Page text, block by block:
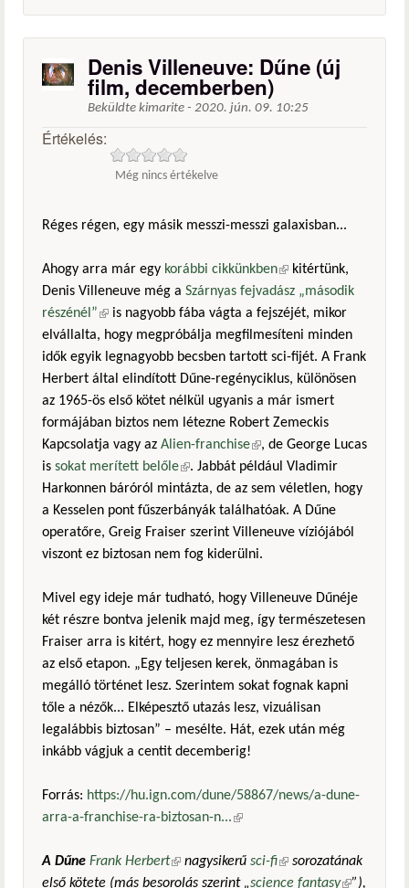
Denis Villeneuve: Dűne (új
film, decemberben)
Beküldte kimarite - 2020. jún. 09. 10:25
Értékelés:
Még nincs értékelve
Réges régen, egy másik messzi-messzi galaxisban...
Ahogy arra már egy korábbi cikkünkben(külső hivatkozás)
kitértünk,
Denis Villeneuve még a Szárnyas fejvadász „második
részénél”(külső hivatkozás)
is nagyobb fába vágta a fejszéjét, mikor
elvállalta, hogy megpróbálja megfilmesíteni minden
idők egyik legnagyobb becsben tartott sci-fijét. A Frank
Herbert által elindított Dűne-regényciklus, különösen
az 1965-ös első kötet nélkül ugyanis a már ismert
formájában biztos nem létezne Robert Zemeckis
Kapcsolatja vagy az Alien-franchise(külső hivatkozás)
, de George Lucas
is sokat merített belőle(külső hivatkozás)
. Jabbát például Vladimir
Harkonnen báróról mintázta, de az sem véletlen, hogy
a Kesselen pont fűszerbányák találhatóak. A Dűne
operatőre, Greig Fraiser szerint Villeneuve víziójából
viszont ez biztosan nem fog kiderülni.
Mivel egy ideje már tudható, hogy Villeneuve Dűnéje
két részre bontva jelenik majd meg, így természetesen
Fraiser arra is kitért, hogy ez mennyire lesz érezhető
az első etapon. „Egy teljesen kerek, önmagában is
megálló történet lesz. Szerintem sokat fognak kapni
tőle a nézők... Elképesztő utazás lesz, vizuálisan
legalábbis biztosan” – mesélte. Hát, ezek után még
inkább vágjuk a centit decemberig!
Forrás: https://hu.ign.com/dune/58867/news/a-dune-
arra-a-franchise-ra-biztosan-n...(külső hivatkozás)
A Dűne Frank Herbert(külső hivatkozás)
nagysikerű sci-fi(külső hivatkozás)
sorozatának
első kötete (más besorolás szerint „science fantasy(külső
”),